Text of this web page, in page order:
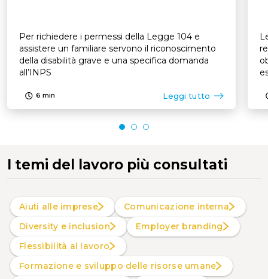
Per richiedere i permessi della Legge 104 e
assistere un familiare servono il riconoscimento
della disabilità grave e una specifica domanda
all’INPS
6 min Leggi tutto
I temi del lavoro più consultati
Aiuti alle imprese
Comunicazione interna
Diversity e inclusion
Employer branding
Flessibilità al lavoro
Formazione e sviluppo delle risorse umane